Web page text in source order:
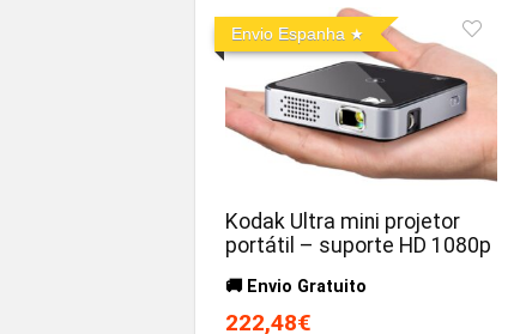
Envio Espanha
Kodak Ultra mini projetor
portátil – suporte HD 1080p
🚚 Envio Gratuito
222,48€